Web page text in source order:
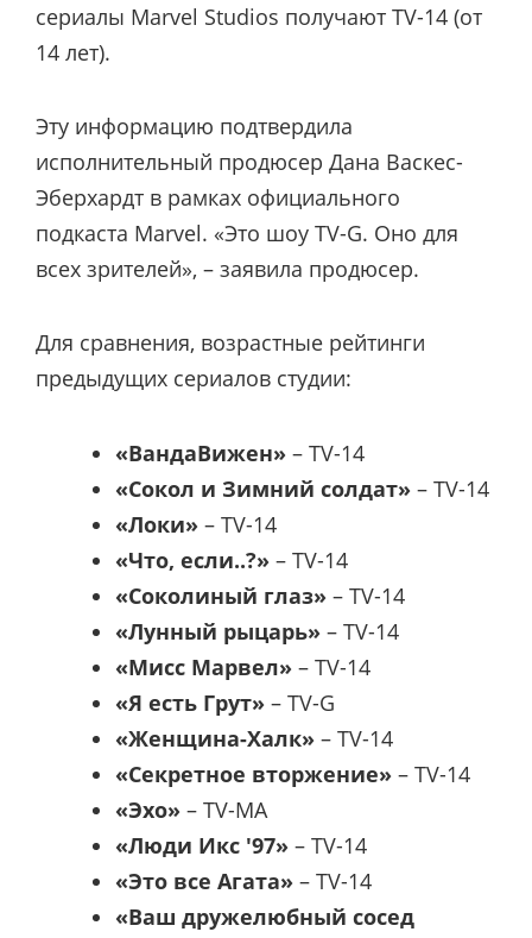
сериалы Marvel Studios получают TV-14 (от
14 лет).
Эту информацию подтвердила
исполнительный продюсер Дана Васкес-
Эберхардт в рамках официального
подкаста Marvel. «Это шоу TV-G. Оно для
всех зрителей», – заявила продюсер.
Для сравнения, возрастные рейтинги
предыдущих сериалов студии:
«ВандаВижен» – TV-14
«Сокол и Зимний солдат» – TV-14
«Локи» – TV-14
«Что, если..?» – TV-14
«Соколиный глаз» – TV-14
«Лунный рыцарь» – TV-14
«Мисс Марвел» – TV-14
«Я есть Грут» – TV-G
«Женщина-Халк» – TV-14
«Секретное вторжение» – TV-14
«Эхо» – TV-MA
«Люди Икс '97» – TV-14
«Это все Агата» – TV-14
«Ваш дружелюбный сосед